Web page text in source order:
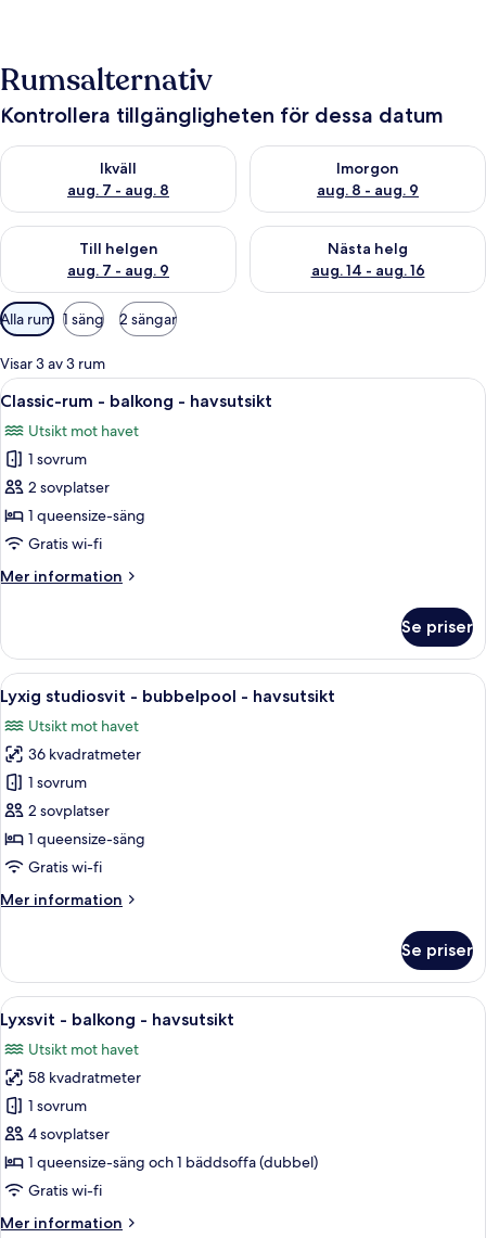
Rumsalternativ
Kontrollera tillgängligheten för dessa datum
Ikväll
aug. 7 - aug. 8
Kontrollera tillgängligheten för ikväll aug. 7 - aug. 8
Imorgon
aug. 8 - aug. 9
Kontrollera tillgängligheten
Till helgen
aug. 7 - aug. 9
Kontrollera tillgängligheten för den här helgen aug. 7 - aug. 9
Nästa helg
aug. 14 - aug. 16
Kontrollera tillgängligheten
Tillgängliga
filter
för
rum
Alla rum 1 säng 2 sängar
Visar 3 av 3 rum
Öppna
alla
foton
för
Classic-
rum
-
-
Ett sovrum med en stor säng, ett
17
Classic-rum - balkong - havsutsikt
Utsikt mot havet
1 sovrum
2 sovplatser
1 queensize-säng
Gratis wi-fi
Mer information
Mer
rum
balkong
havsutsikt
Se priser
Öppna
alla
foton
för
Lyxig
studiosvit
-
bubbelpool
havsutsikt
Ett modernt sovrum med en stor
30
Lyxig studiosvit - bubbelpool - havsutsikt
Utsikt mot havet
36 kvadratmeter
1 sovrum
2 sovplatser
1 queensize-säng
Gratis wi-fi
Mer information
Mer
studiosvit
bubbelpool
havsutsikt
Se priser
Öppna
alla
foton
för
Lyxsvit
-
balkong
-
Ett rum med ett stort fönster, en
26
Lyxsvit - balkong - havsutsikt
Utsikt mot havet
58 kvadratmeter
1 sovrum
4 sovplatser
1 queensize-säng och 1 bäddsoffa (dubbel)
Gratis wi-fi
Mer information
Mer